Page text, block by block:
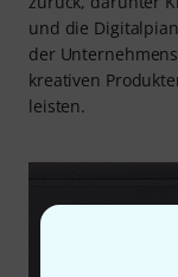
und die
der
kreativen
leisten.